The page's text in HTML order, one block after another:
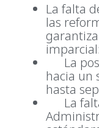
La falta
las
imparcial:
La
hacia un
hasta
La